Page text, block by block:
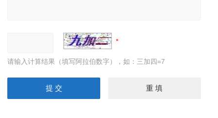
请输入计算结果（填写阿拉伯数字），如：三加四=7